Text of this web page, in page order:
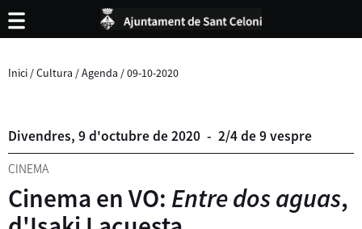
Inici /Cultura /Agenda /09-10-2020
Divendres, 9d'octubrede2020 - 2/4 de 9 vespre
CINEMA
Cinema en VO: Entre dos aguas,